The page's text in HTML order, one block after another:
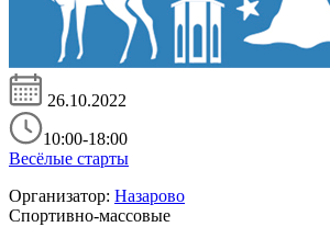
26.10.2022
10:00-18:00
Весёлые старты
Организатор: Назарово
Спортивно-массовые